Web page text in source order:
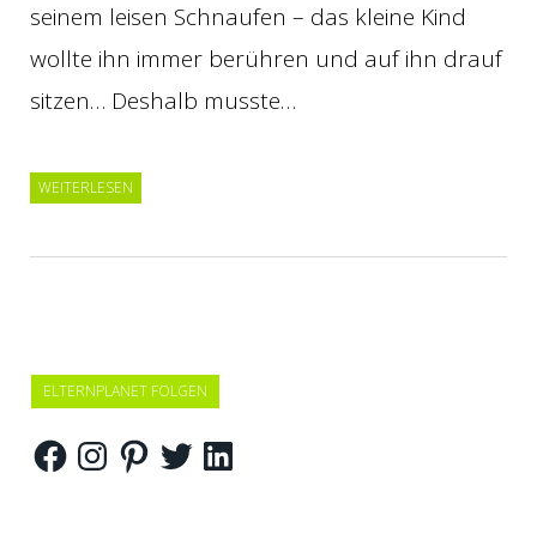
seinem leisen Schnaufen – das kleine Kind
wollte ihn immer berühren und auf ihn drauf
sitzen… Deshalb musste…
WEITERLESEN
ELTERNPLANET FOLGEN
FacebookInstagramPinterestTwitterLinkedIn